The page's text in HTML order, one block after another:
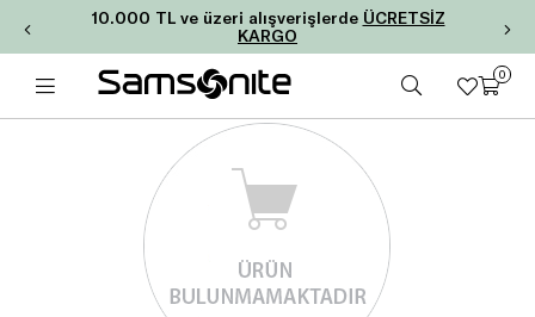
10.000 TL ve üzeri alışverişlerde ÜCRETSİZ
KARGO
0